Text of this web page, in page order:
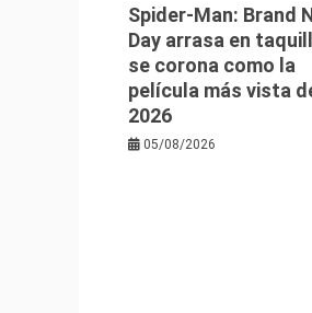
Spider-Man: Brand
Day arrasa en
se corona como la
película más vista
2026
05/08/2026